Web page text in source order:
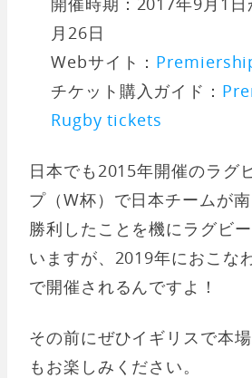
月26日
Webサイト：
チケット購入ガイド：
Rugby tickets
日本でも2015年開催のラグ
プ（W杯）で日本チームが
勝利したことを機にラグビ
いますが、2019年におこな
で開催されるんですよ！
その前にぜひイギリスで本
もお楽しみください。